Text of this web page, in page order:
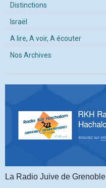
Distinctions
Israël
A lire, A voir, A écouter
Nos Archives
La Radio Juive de Grenoble